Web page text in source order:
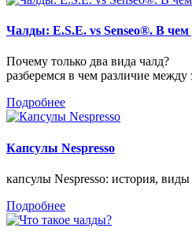
Чалды: E.S.E. vs Senseo®. В чем
Почему только два вида чалд?
разберемся в чем различие
Подробнее
Капсулы Nespresso
капсулы Nespresso: история, виды
Подробнее